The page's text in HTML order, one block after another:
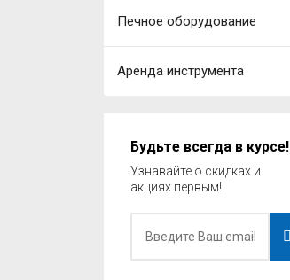
Печное оборудование
Аренда инструмента
Будьте всегда в курсе!
Узнавайте о скидках и
акциях первым!